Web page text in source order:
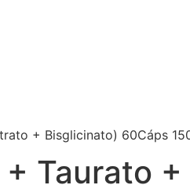
+ Bisglicinato) 60Cáps
Taurato